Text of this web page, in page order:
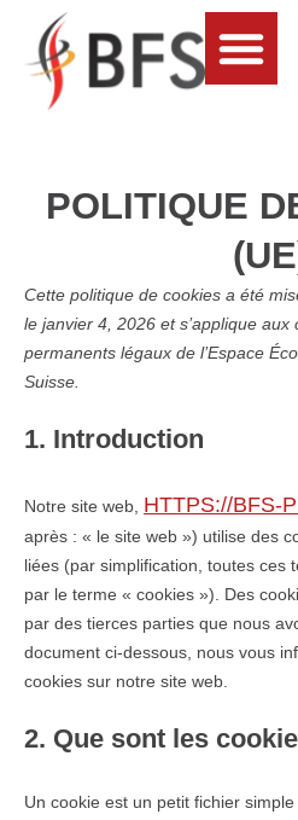
POLITIQUE
Cette politique de cookies a été
le janvier 4, 2026 et s’applique
permanents légaux de l’Espace
Suisse.
1. Introduction
Notre site web, HTTPS://BFS-
après : « le site web ») utilise des
liées (par simplification, toutes ces
par le terme « cookies »). Des
par des tierces parties que nous
document ci-dessous, nous vous
cookies sur notre site web.
2. Que sont les
Un cookie est un petit fichier